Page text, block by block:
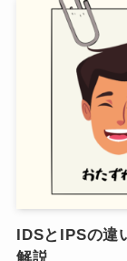
IDSとIPSの違